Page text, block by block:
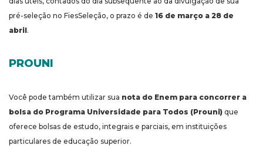
pré-seleção no FiesSeleção, o prazo é de 16 de março a 28 de
abril.
PROUNI
Você pode também utilizar sua nota do Enem para concorrer a
bolsa do Programa Universidade para Todos (Prouni) que
oferece bolsas de estudo, integrais e parciais, em instituições
particulares de educação superior.